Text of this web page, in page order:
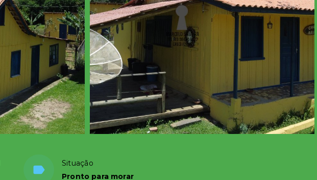
Situação
Pronto para morar